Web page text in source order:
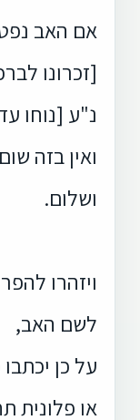
אם האב
[זכרונו
נ"ע [נוחו
ואין בזה
ושלום.
ויזהרו
לשם האב,
על כן
או פלונית